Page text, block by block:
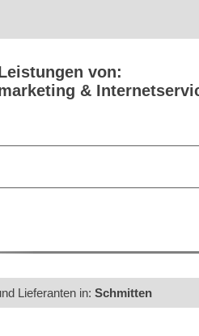
von:
&
Lieferanten in: Schmitten